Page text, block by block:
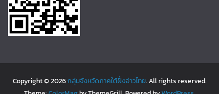
Copyright © 2026กลุ่มจังหวัดภาคใต้ฝั่งอ่าวไทย. All rights reserved.